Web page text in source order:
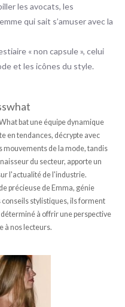
les avocats, les
qui sait s’amuser avec la
« non capsule », celui
et les icônes du style.
bat une équipe dynamique
en tendances, décrypte avec
mouvements de la mode, tandis
du secteur, apporte un
l'actualité de l'industrie.
précieuse de Emma, génie
stylistiques, ils forment
à offrir une perspective
à nos lecteurs.